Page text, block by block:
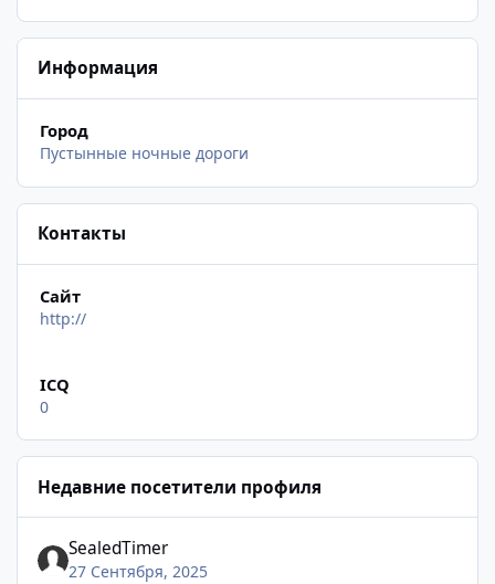
Информация
Город
Пустынные ночные дороги
Контакты
Сайт
http://
ICQ
0
Недавние посетители профиля
SealedTimer
27 Сентября, 2025